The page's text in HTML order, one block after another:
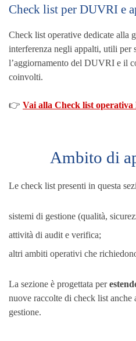
Check list per DUVRI e
Check list operative dedicate alla
interferenza negli appalti, utili per
l’aggiornamento del DUVRI e il
coinvolti.
👉 Vai alla Check list
Ambito di
Le check list presenti in questa
sistemi di gestione (qualità,
attività di audit e verifica;
altri ambiti operativi che
La sezione è progettata per
nuove raccolte di check list
gestione.